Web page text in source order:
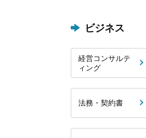
ビジネス
経営コンサルテ
ィング
法務・契約書